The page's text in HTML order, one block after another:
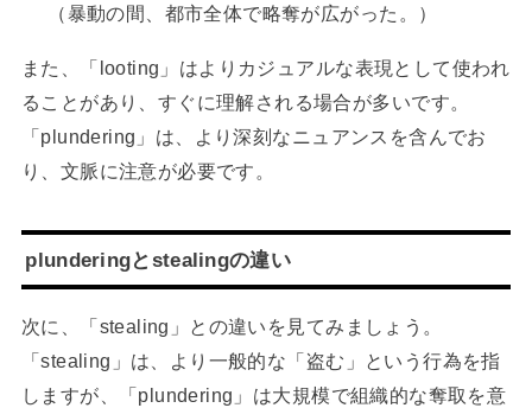
（暴動の間、都市全体で略奪が広がった。）
また、「looting」はよりカジュアルな表現として使われ
ることがあり、すぐに理解される場合が多いです。
「plundering」は、より深刻なニュアンスを含んでお
り、文脈に注意が必要です。
plunderingとstealingの違い
次に、「stealing」との違いを見てみましょう。
「stealing」は、より一般的な「盗む」という行為を指
しますが、「plundering」は大規模で組織的な奪取を意